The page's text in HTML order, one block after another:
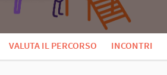
VALUTA IL PERCORSO INCONTRI